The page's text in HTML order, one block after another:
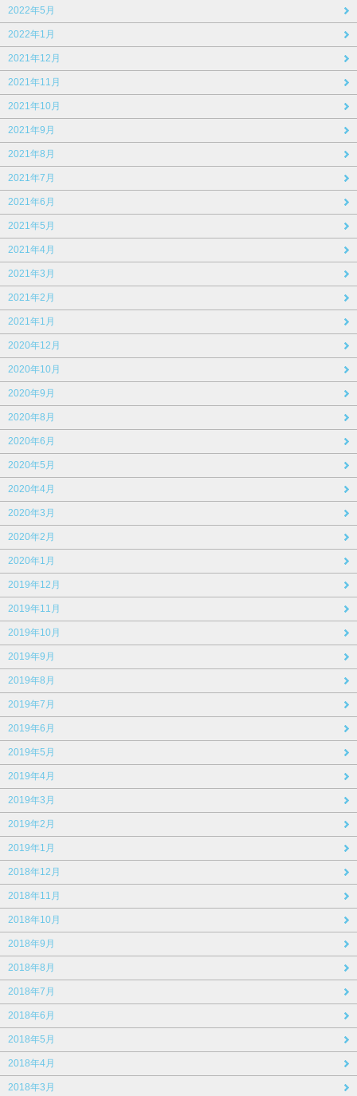
2022年5月
2022年1月
2021年12月
2021年11月
2021年10月
2021年9月
2021年8月
2021年7月
2021年6月
2021年5月
2021年4月
2021年3月
2021年2月
2021年1月
2020年12月
2020年10月
2020年9月
2020年8月
2020年6月
2020年5月
2020年4月
2020年3月
2020年2月
2020年1月
2019年12月
2019年11月
2019年10月
2019年9月
2019年8月
2019年7月
2019年6月
2019年5月
2019年4月
2019年3月
2019年2月
2019年1月
2018年12月
2018年11月
2018年10月
2018年9月
2018年8月
2018年7月
2018年6月
2018年5月
2018年4月
2018年3月